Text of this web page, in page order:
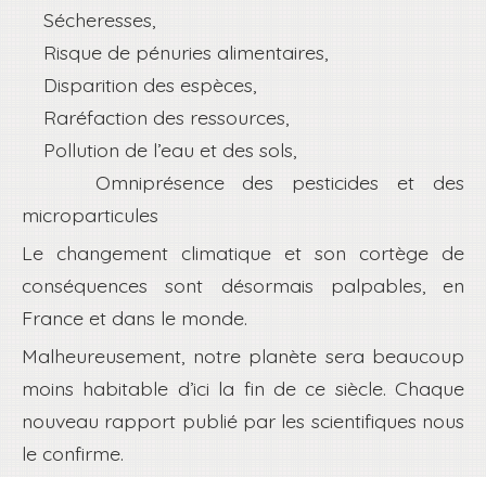
Sécheresses,
Risque de pénuries alimentaires,
Disparition des espèces,
Raréfaction des ressources,
Pollution de l’eau et des sols,
Omniprésence des pesticides et des
microparticules
Le changement climatique et son cortège de
conséquences sont désormais palpables, en
France et dans le monde.
Malheureusement, notre planète sera beaucoup
moins habitable d’ici la fin de ce siècle. Chaque
nouveau rapport publié par les scientifiques nous
le confirme.